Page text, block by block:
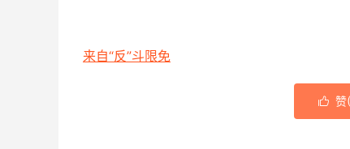
来自“反”斗限免
 赞(